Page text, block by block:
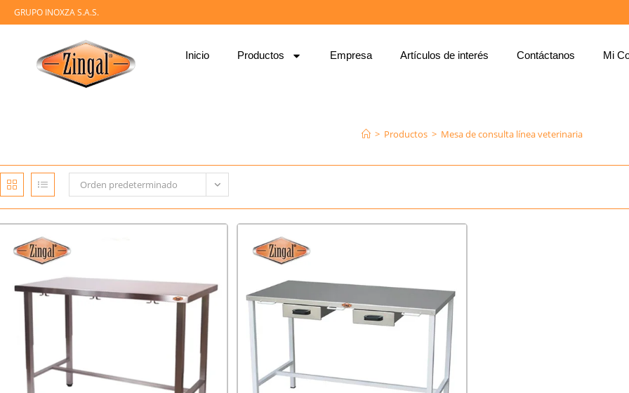
GRUPO INOXZA S.A.S.
Inicio Productos Empresa Artículos de interés Contáctanos Mi
> Productos > Mesa de consulta línea veterinaria
Orden predeterminado